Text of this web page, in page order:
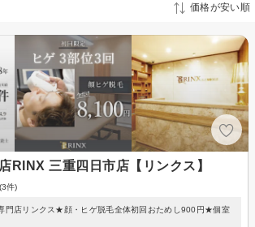
価格が安い順
RINX 三重四日市店【リンクス】
(3件)
門店リンクス★顔・ヒゲ脱毛全体初回おためし900円★個室